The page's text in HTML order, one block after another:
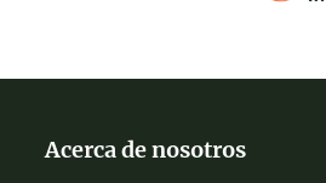
Acerca de nosotros